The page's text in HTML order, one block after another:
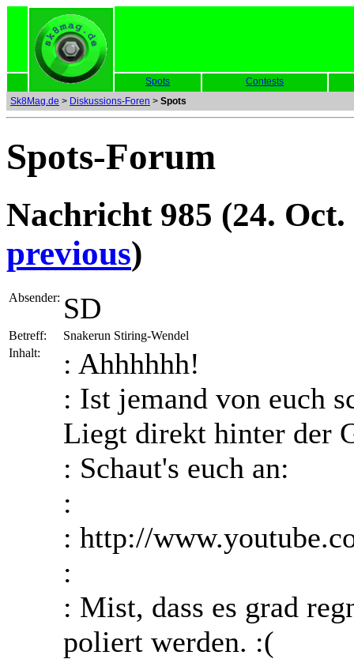
Spots
Contests
Sk8Mag.de > Diskussions-Foren > Spots
Spots-Forum
Nachricht 985 (24. Oct.
previous)
Absender: SD
Betreff:
Snakerun Stiring-Wendel
Inhalt:
: Ahhhhhh!
: Ist jemand von euch
Liegt direkt hinter der
: Schaut's euch an:
:
: http://
:
: Mist, dass es grad
poliert werden. :(